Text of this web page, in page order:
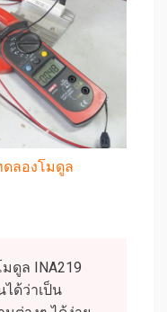
ลองโมดูล
ดูล INA219
ด้ว่าเป็น